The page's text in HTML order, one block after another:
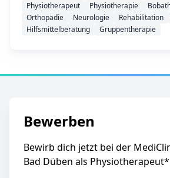
Physiotherapeut Physiotherapie
Orthopädie
Neurologie Rehabilitation
Hilfsmittelberatung
Gruppentherapie
Bewerben
Bewirb dich jetzt bei der
Bad Düben als